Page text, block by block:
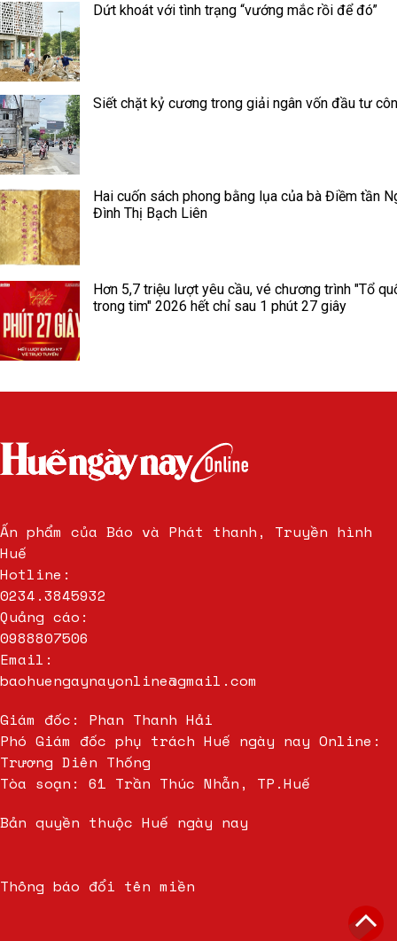
Dứt khoát với tình trạng “vướng mắc rồi để đó”
Siết chặt kỷ cương trong giải ngân vốn đầu tư
Hai cuốn sách phong bằng lụa của bà Điềm tần
Đình Thị Bạch Liên
Hơn 5,7 triệu lượt yêu cầu, vé chương trình "Tổ
trong tim" 2026 hết chỉ sau 1 phút 27 giây
Ấn phẩm của Báo và Phát thanh, Truyền hình
Huế
Hotline:
0234.3845932
Quảng cáo:
0988807506
Email:
baohuengaynayonline@gmail.com
Giám đốc: Phan Thanh Hải
Phó Giám đốc phụ trách Huế ngày nay Online:
Trương Diên Thống
Tòa soạn: 61 Trần Thúc Nhẫn, TP.Huế
Bản quyền thuộc Huế ngày nay
Thông báo đổi tên miền